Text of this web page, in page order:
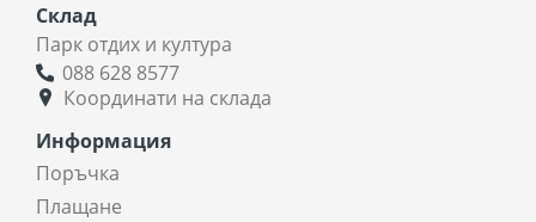
Склад
Парк отдих и култура
088 628 8577
Координати на склада
Информация
Поръчка
Плащане